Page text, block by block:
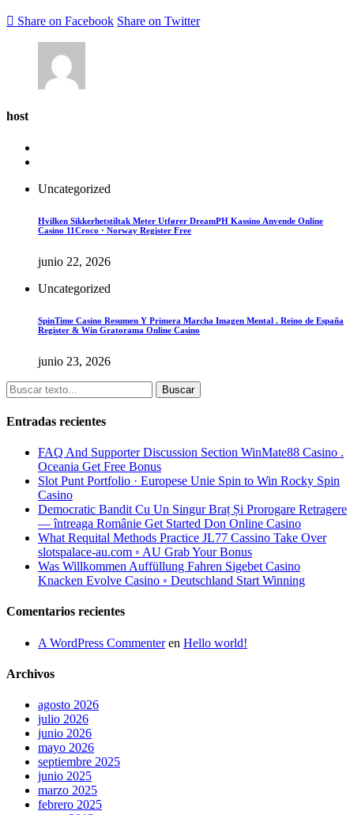
Share on Facebook Share on Twitter
host
Uncategorized
Hvilken Sikkerhetstiltak Meter Utfører DreamPH Kassino Anvende Online
Casino 11Croco · Norway Register Free
junio 22, 2026
Uncategorized
SpinTime Casino Resumen Y Primera Marcha Imagen Mental . Reino de España
Register & Win Gratorama Online Casino
junio 23, 2026
Buscar
Entradas recientes
FAQ And Supporter Discussion Section WinMate88 Casino .
Oceania Get Free Bonus
Slot Punt Portfolio · Europese Unie Spin to Win Rocky Spin
Casino
Democratic Bandit Cu Un Singur Braț Și Prorogare Retragere
— întreaga Românie Get Started Don Online Casino
What Requital Methods Practice JL77 Cassino Take Over
slotspalace-au.com ◦ AU Grab Your Bonus
Was Willkommen Auffüllung Fahren Sigebet Casino
Knacken Evolve Casino ◦ Deutschland Start Winning
Comentarios recientes
A WordPress Commenteren Hello world!
Archivos
agosto 2026
julio 2026
junio 2026
mayo 2026
septiembre 2025
junio 2025
marzo 2025
febrero 2025